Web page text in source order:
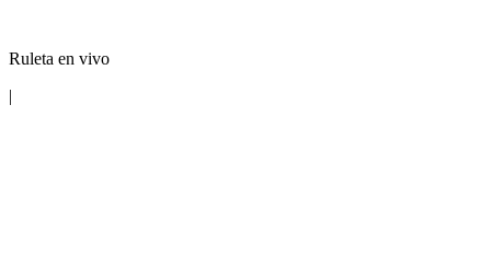
Ruleta en vivo
|